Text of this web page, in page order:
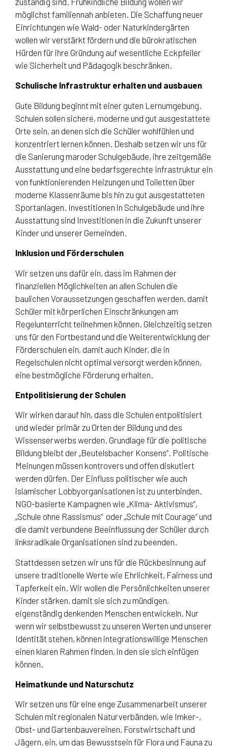
möglichst familiennah anbieten. Die Schaffung neuer
Einrichtungen wie Wald- oder Naturkindergärten
wollen wir verstärkt fördern und die bürokratischen
Hürden für ihre Gründung auf wesentliche Eckpfeiler
wie Sicherheit und Pädagogik beschränken.
Schulische Infrastruktur erhalten und ausbauen
Gute Bildung beginnt mit einer guten Lernumgebung.
Schulen sollen sichere, moderne und gut ausgestattete
Orte sein, an denen sich die Schüler wohlfühlen und
konzentriert lernen können. Deshalb setzen wir uns für
die Sanierung maroder Schulgebäude, ihre zeitgemäße
Ausstattung und eine bedarfsgerechte Infrastruktur ein
von funktionierenden Heizungen und Toiletten über
moderne Klassenräume bis hin zu gut ausgestatteten
Sportanlagen. Investitionen in Schulgebäude und ihre
Ausstattung sind Investitionen in die Zukunft unserer
Kinder und unserer Gemeinden.
Inklusion und Förderschulen
Wir setzen uns dafür ein, dass im Rahmen der
finanziellen Möglichkeiten an allen Schulen die
baulichen Voraussetzungen geschaffen werden, damit
Schüler mit körperlichen Einschränkungen am
Regelunterricht teilnehmen können. Gleichzeitig setzen
uns für den Fortbestand und die Weiterentwicklung der
Förderschulen ein, damit auch Kinder, die in
Regelschulen nicht optimal versorgt werden können,
eine bestmögliche Förderung erhalten.
Entpolitisierung der Schulen
Wir wirken darauf hin, dass die Schulen entpolitisiert
und wieder primär zu Orten der Bildung und des
Wissenserwerbs werden. Grundlage für die politische
Bildung bleibt der „Beutelsbacher Konsens“. Politische
Meinungen müssen kontrovers und offen diskutiert
werden dürfen. Der Einfluss politischer wie auch
islamischer Lobbyorganisationen ist zu unterbinden.
NGO-basierte Kampagnen wie „Klima- Aktivismus“,
„Schule ohne Rassismus“ oder „Schule mit Courage“ und
die damit verbundene Beeinflussung der Schüler durch
linksradikale Organisationen sind zu beenden.
Stattdessen setzen wir uns für die Rückbesinnung auf
unsere traditionelle Werte wie Ehrlichkeit, Fairness und
Tapferkeit ein. Wir wollen die Persönlichkeiten unserer
Kinder stärken, damit sie sich zu mündigen,
eigenständig denkenden Menschen entwickeln. Nur
wenn wir selbstbewusst zu unseren Werten und unserer
Identität stehen, können integrationswillige Menschen
einen klaren Rahmen finden, in den sie sich einfügen
können.
Heimatkunde und Naturschutz
Wir setzen uns für eine enge Zusammenarbeit unserer
Schulen mit regionalen Naturverbänden, wie Imker-,
Obst- und Gartenbauvereinen, Forstwirtschaft und
Jägern, ein, um das Bewusstsein für Flora und Fauna zu